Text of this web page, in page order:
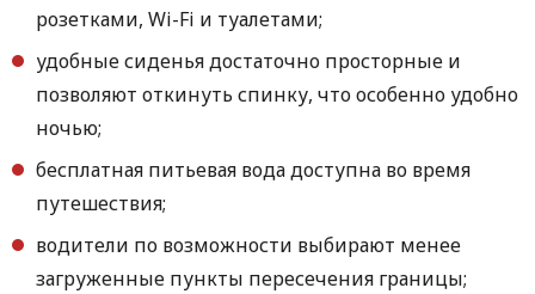
розетками, Wi-Fi и туалетами;
удобные сиденья достаточно просторные и
позволяют откинуть спинку, что особенно удобно
ночью;
бесплатная питьевая вода доступна во время
путешествия;
водители по возможности выбирают менее
загруженные пункты пересечения границы;